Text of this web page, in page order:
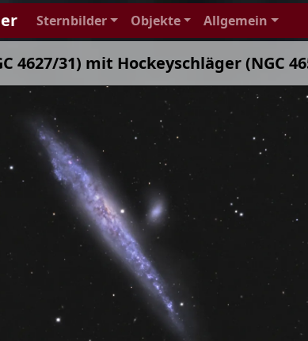
Sternbilder Objekte Allgemein
4627/31) mit Hockeyschläger (NGC